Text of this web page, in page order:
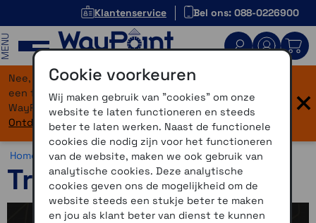
Klantenservice Bel ons: 088-0226900
Nee, je bent niet verdwaald! Onze website heeft
een flinke upgrade gekregen. Dezelfde vertrouwde
WayPoint-service, maar dan in een modern jasje.
Ontdek hier wat er allemaal nieuw is.
×
Home >Overig >Diversen >Trackers
Trackers
Cookie voorkeuren
Wij maken gebruik van "cookies" om onze
website te laten functioneren en steeds
beter te laten werken. Naast de functionele
cookies die nodig zijn voor het functioneren
van de website, maken we ook gebruik van
analytische cookies. Deze analytische
cookies geven ons de mogelijkheid om de
website steeds een stukje beter te maken
en jou als klant beter van dienst te kunnen